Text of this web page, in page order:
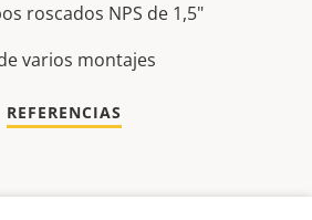
roscados NPS de 1,5"
varios montajes
REFERENCIAS